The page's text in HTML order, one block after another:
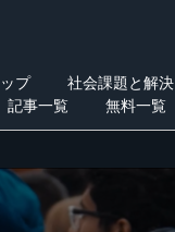
プ 社会課題と解決
記事一覧 無料一覧